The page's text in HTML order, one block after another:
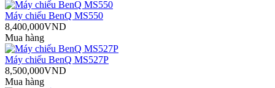
Máy chiếu BenQ MS550
8,400,000VND
Mua hàng
Máy chiếu BenQ MS527P
8,500,000VND
Mua hàng